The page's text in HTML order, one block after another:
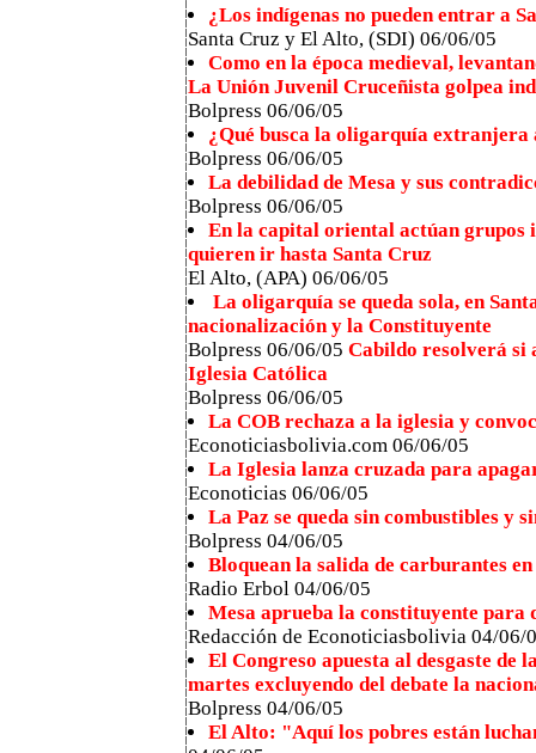
¿Los indígenas no pueden entrar a
Santa Cruz y El Alto, (SDI) 06/06/05
Como en la época medieval,
La Unión Juvenil Cruceñista golpea
Bolpress 06/06/05
¿Qué busca la oligarquía extranjera
Bolpress 06/06/05
La debilidad de Mesa y sus
Bolpress 06/06/05
En la capital oriental actúan grupos
quieren ir hasta Santa Cruz
El Alto, (APA) 06/06/05
La oligarquía se queda sola, en
nacionalización y la Constituyente
Bolpress 06/06/05 Cabildo resolverá si
Iglesia Católica
Bolpress 06/06/05
La COB rechaza a la iglesia y
Econoticiasbolivia.com 06/06/05
La Iglesia lanza cruzada para
Econoticias 06/06/05
La Paz se queda sin combustibles y
Bolpress 04/06/05
Bloquean la salida de carburantes
Radio Erbol 04/06/05
Mesa aprueba la constituyente para
Redacción de Econoticiasbolivia 04/06/
El Congreso apuesta al desgaste de
martes excluyendo del debate la
Bolpress 04/06/05
El Alto: "Aquí los pobres están